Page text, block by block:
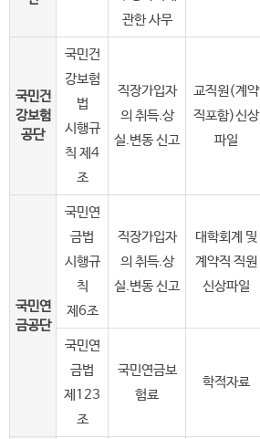
관한 사무
국민건
강보험
공단
국민건
강보험
법
시행규
칙 제4
조
직장가입자
의 취득.상
실.변동 신고
교직원(계약
직포함)신상
파일
국민연
금공단
국민연
금법
시행규
칙
제6조
직장가입자
의 취득.상
실.변동 신고
대학회계 및
계약직 직원
신상파일
국민연
금법
제123
조
국민연금보
험료
학적자료